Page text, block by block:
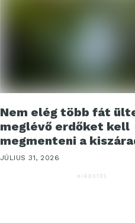
Nem elég több fát
meglévő erdőket kell
megmenteni a
JÚLIUS 31, 2026
HIRDETÉS